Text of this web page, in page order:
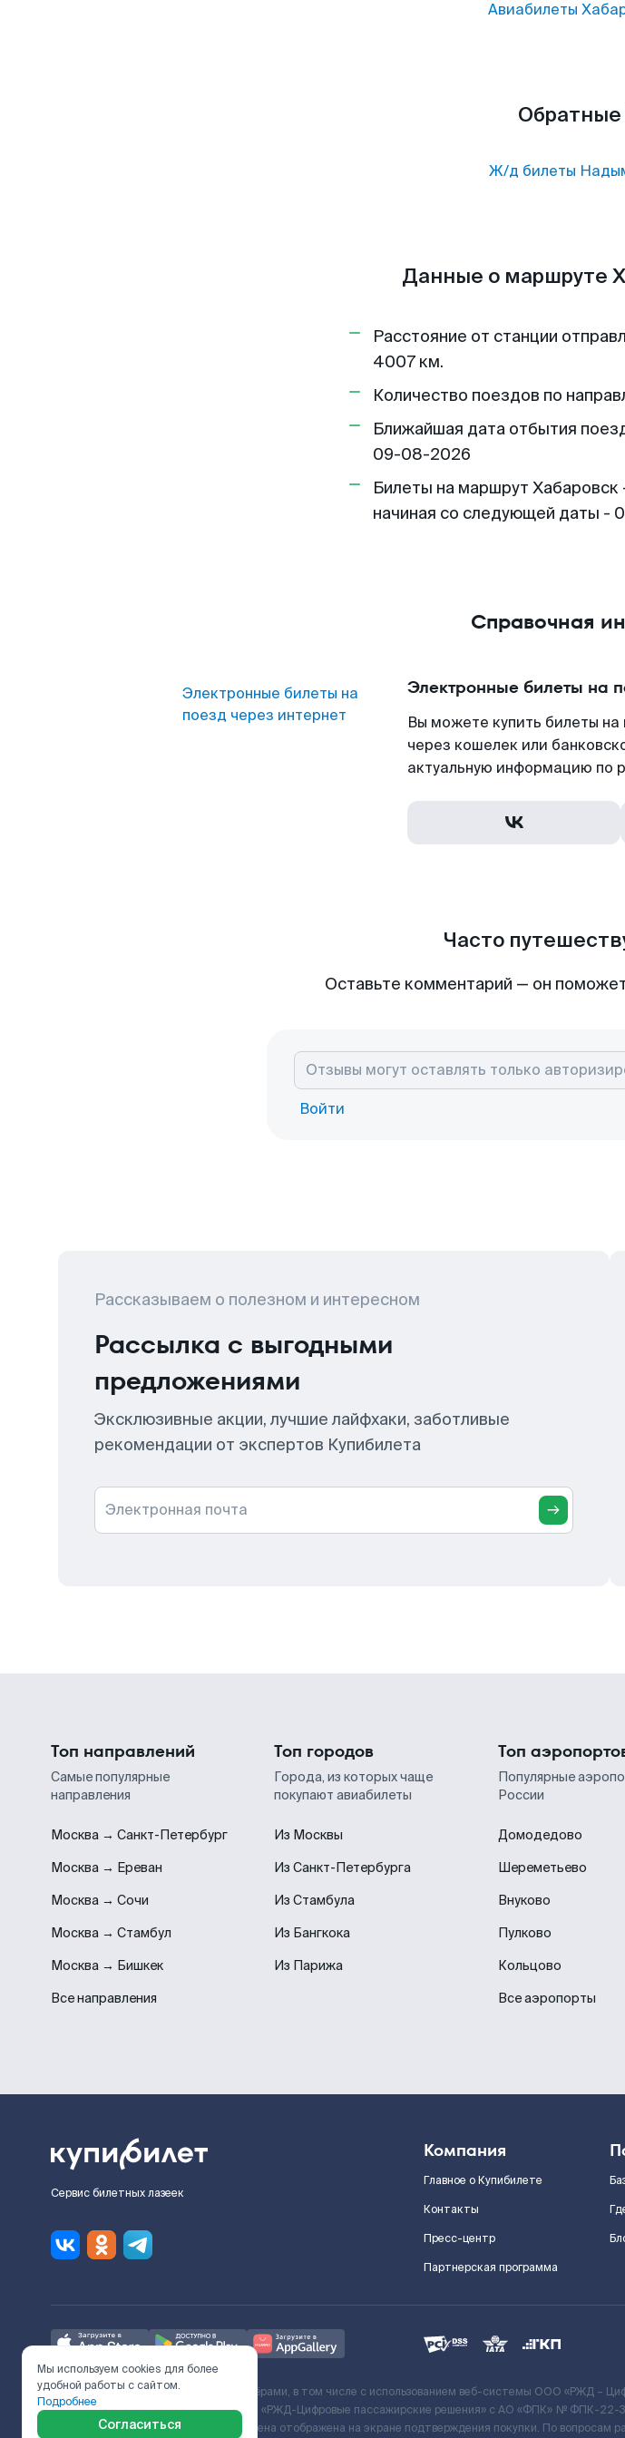
Авиабилеты
Ж/д билеты
Данные о маршруте
Расстояние от станции
4007 км.
Количество поездов по
Ближайшая дата отбытия
09-08-2026
Билеты на маршрут
начиная со следующей даты -
Справочная
Электронные билеты на
поезд через интернет
Электронные билеты на
Вы можете купить билеты
через кошелек или
актуальную информацию по
Часто
Оставьте комментарий — он
Войти
Рассказываем о полезном и интересном
Рассылка с выгодными
предложениями
Эксклюзивные акции, лучшие лайфхаки, заботливые
рекомендации от экспертов Купибилета
Электронная почта
Топ направлений
Самые популярные
направления
Москва → Санкт-Петербург
Москва → Ереван
Москва → Сочи
Москва → Стамбул
Москва → Бишкек
Все направления
Топ городов
Города, из которых чаще
покупают авиабилеты
Из Москвы
Из Санкт-Петербурга
Из Стамбула
Из Бангкока
Из Парижа
Топ
Популярные
России
Домодедово
Шереметьево
Внуково
Пулково
Кольцово
Все аэропорты
Сервис билетных лазеек
Компания
Главное о Купибилете
Контакты
Пресс-центр
Партнерская программа
Ж/Д билеты предоставляются партнёрами, в том числе с использованием веб-системы ООО «РЖД –
с Поставщиком услуг и Договора ООО «РЖД-Цифровые пассажирские решения» c АО «ФПК» № ФПК-22-
включает сервисный сбор. Итоговая цена отображена на экране подтверждения покупки. По
Мы используем cookies для более
удобной работы с сайтом.
Подробнее
Согласиться